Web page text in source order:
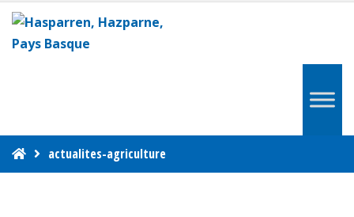
actualites-agriculture